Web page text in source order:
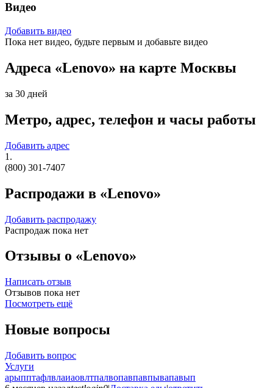
Видео
Добавить видео
Пока нет видео, будьте первым и добавьте видео
Адреса «Lenovo» на карте Москвы
за 30 дней
Метро, адрес, телефон и часы работы
Добавить адрес
1.
(800) 301-7407
Распродажи в «Lenovo»
Добавить распродажу
Распродаж пока нет
Отзывы о «Lenovo»
Написать отзыв
Отзывов пока нет
Посмотреть ещё
Новые вопросы
Добавить вопрос
Услуги
арыпптафлвлаиаовлтпалвопавпавпывапавып